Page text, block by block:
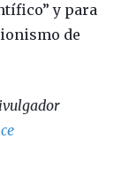
y para
de